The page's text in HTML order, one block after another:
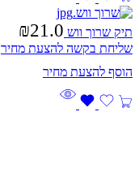
תיק שרוך ווש ₪21.0
שליחת בקשה להצעת מחיר